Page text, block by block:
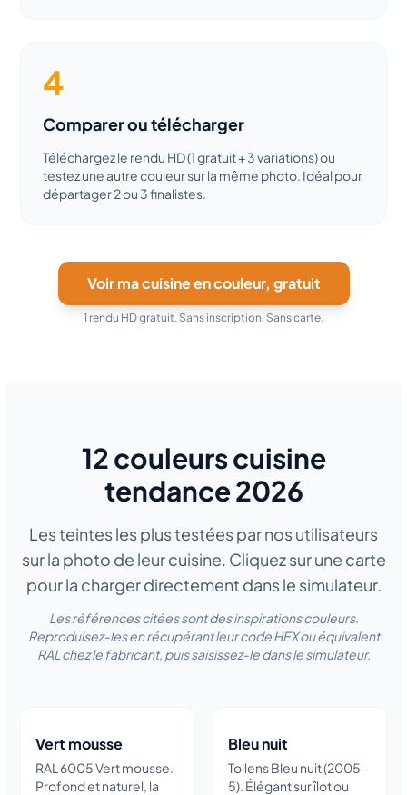
4
Comparer ou télécharger
Téléchargez le rendu HD (1 gratuit + 3 variations) ou
testez une autre couleur sur la même photo. Idéal pour
départager 2 ou 3 finalistes.
Voir ma cuisine en couleur, gratuit
1 rendu HD gratuit. Sans inscription. Sans carte.
12 couleurs cuisine
tendance 2026
Les teintes les plus testées par nos utilisateurs
sur la photo de leur cuisine. Cliquez sur une carte
pour la charger directement dans le simulateur.
Les références citées sont des inspirations couleurs.
Reproduisez-les en récupérant leur code HEX ou équivalent
RAL chez le fabricant, puis saisissez-le dans le simulateur.
Vert mousse
RAL 6005 Vert mousse.
Profond et naturel, la
Bleu nuit
Tollens Bleu nuit (2005-
5). Élégant sur îlot ou